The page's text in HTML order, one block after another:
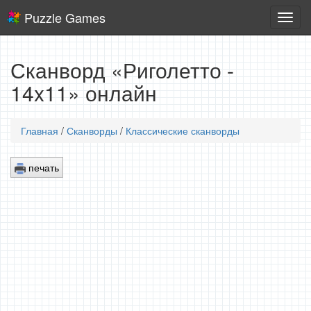
игры
Puzzle Games
Сканворд «Риголетто -
14x11» онлайн
Главная / Сканворды / Классические сканворды
печать